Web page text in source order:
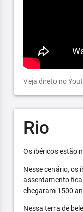
Veja direto no
Rio
Os ibéricos estão
Nesse cenário, os
assentamento
chegaram 1500
Nessa terra de